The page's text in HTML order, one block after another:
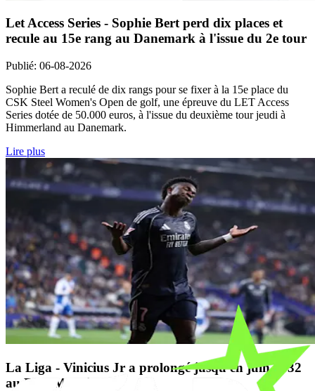
Let Access Series - Sophie Bert perd dix places et
recule au 15e rang au Danemark à l'issue du 2e tour
Publié: 06-08-2026
Sophie Bert a reculé de dix rangs pour se fixer à la 15e place du
CSK Steel Women's Open de golf, une épreuve du LET Access
Series dotée de 50.000 euros, à l'issue du deuxième tour jeudi à
Himmerland au Danemark.
Lire plus
La Liga - Vinicius Jr a prolongé jusqu'en juin 2032
au Real Madrid